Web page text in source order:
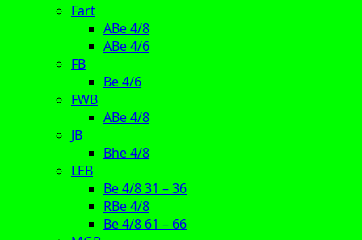
Fart
ABe 4/8
ABe 4/6
FB
Be 4/6
FWB
ABe 4/8
JB
Bhe 4/8
LEB
Be 4/8 31 – 36
RBe 4/8
Be 4/8 61 – 66